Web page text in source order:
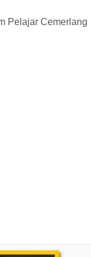
Pelajar Cemerlang